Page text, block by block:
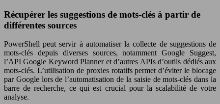
Récupérer les suggestions de mots-clés à partir de
différentes sources
PowerShell peut servir à automatiser la collecte de suggestions de
mots-clés depuis diverses sources, notamment Google Suggest,
l’API Google Keyword Planner et d’autres APIs d’outils dédiés aux
mots-clés. L’utilisation de proxies rotatifs permet d’éviter le blocage
par Google lors de l’automatisation de la saisie de mots-clés dans la
barre de recherche, ce qui est crucial pour la scalabilité de votre
analyse.